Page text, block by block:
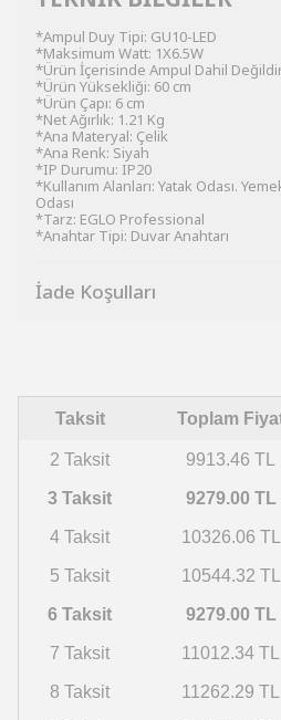
*Ampul Duy Tipi: GU10-LED
*Maksimum Watt: 1X6.5W
*Ürün İçerisinde Ampul Dahil
*Ürün Yüksekliği: 60 cm
*Ürün Çapı: 6 cm
*Net Ağırlık: 1.21 Kg
*Ana Materyal: Çelik
*Ana Renk: Siyah
*IP Durumu: IP20
*Kullanım Alanları: Yatak Odası.
Odası
*Tarz: EGLO Professional
*Anahtar Tipi: Duvar Anahtarı
İade Koşulları
Taksit Toplam
2 Taksit 9913.46 TL
3 Taksit 9279.00 TL
4 Taksit 10326.06 TL
5 Taksit 10544.32 TL
6 Taksit 9279.00 TL
7 Taksit 11012.34 TL
8 Taksit 11262.29 TL